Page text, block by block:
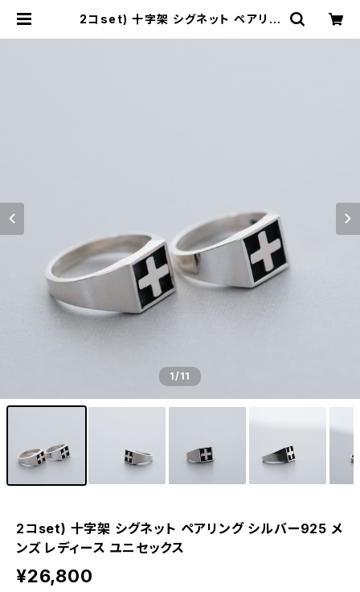
2コset) 十字架 シグネット ペアリン
1/11
2コset) 十字架 シグネット ペアリング シルバー925 メ
ンズ レディース ユニセックス
¥26,800